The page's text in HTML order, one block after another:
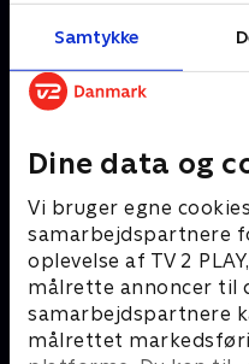
Samtykke
Dine data og
Vi bruger egne
samarbejdspartnere
oplevelse af TV 2
målrette annoncer til
samarbejdspartnere
målrettet
Robssons (dansk tale)
Komedie • 1 sæsoner